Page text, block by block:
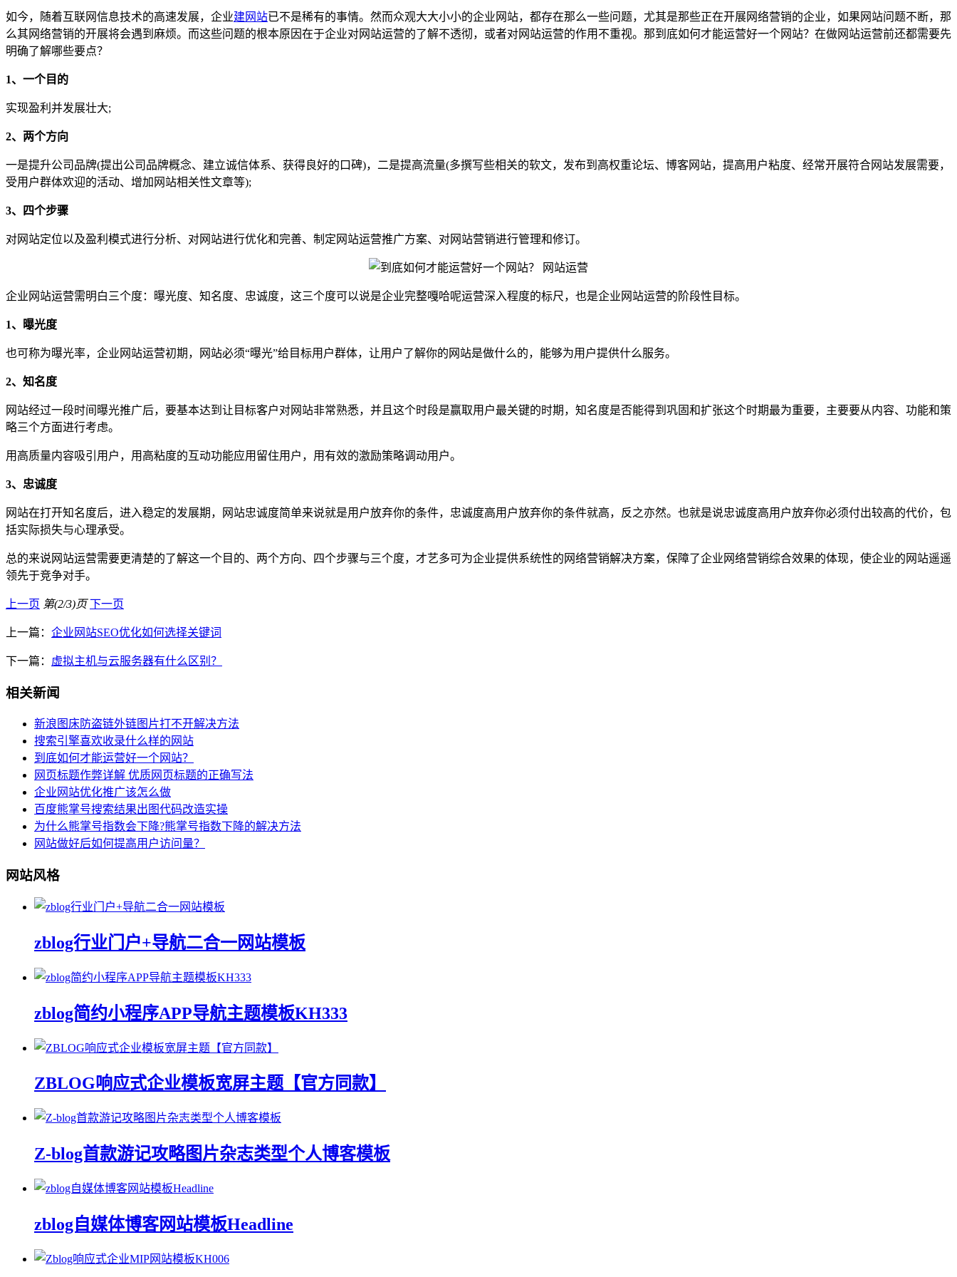
如今，随着互联网信息技术的高速发展，企业建网站已不是稀有的事情。然而众观大大小小的企业网站，都存在那么一些问题，尤其是那些正在开展网络营销的企业，如果网站问题不断，那
么其网络营销的开展将会遇到麻烦。而这些问题的根本原因在于企业对网站运营的了解不透彻，或者对网站运营的作用不重视。那到底如何才能运营好一个网站？在做网站运营前还都需要先
明确了解哪些要点？
1、一个目的
实现盈利并发展壮大;
2、两个方向
一是提升公司品牌(提出公司品牌概念、建立诚信体系、获得良好的口碑)，二是提高流量(多撰写些相关的软文，发布到高权重论坛、博客网站，提高用户粘度、经常开展符合网站发展需要，
受用户群体欢迎的活动、增加网站相关性文章等);
3、四个步骤
对网站定位以及盈利模式进行分析、对网站进行优化和完善、制定网站运营推广方案、对网站营销进行管理和修订。
企业网站运营需明白三个度：曝光度、知名度、忠诚度，这三个度可以说是企业完整嘎哈呢运营深入程度的标尺，也是企业网站运营的阶段性目标。
1、曝光度
也可称为曝光率，企业网站运营初期，网站必须“曝光”给目标用户群体，让用户了解你的网站是做什么的，能够为用户提供什么服务。
2、知名度
网站经过一段时间曝光推广后，要基本达到让目标客户对网站非常熟悉，并且这个时段是赢取用户最关键的时期，知名度是否能得到巩固和扩张这个时期最为重要，主要要从内容、功能和策
略三个方面进行考虑。
用高质量内容吸引用户，用高粘度的互动功能应用留住用户，用有效的激励策略调动用户。
3、忠诚度
网站在打开知名度后，进入稳定的发展期，网站忠诚度简单来说就是用户放弃你的条件，忠诚度高用户放弃你的条件就高，反之亦然。也就是说忠诚度高用户放弃你必须付出较高的代价，包
括实际损失与心理承受。
总的来说网站运营需要更清楚的了解这一个目的、两个方向、四个步骤与三个度，才艺多可为企业提供系统性的网络营销解决方案，保障了企业网络营销综合效果的体现，使企业的网站遥遥
领先于竞争对手。
上一页 第(2/3)页 下一页
上一篇： 企业网站SEO优化如何选择关键词
下一篇： 虚拟主机与云服务器有什么区别？
相关新闻
新浪图床防盗链外链图片打不开解决方法
搜索引擎喜欢收录什么样的网站
到底如何才能运营好一个网站？
网页标题作弊详解 优质网页标题的正确写法
企业网站优化推广该怎么做
百度熊掌号搜索结果出图代码改造实操
为什么熊掌号指数会下降?熊掌号指数下降的解决方法
网站做好后如何提高用户访问量？
网站风格
zblog行业门户+导航二合一网站模板
zblog简约小程序APP导航主题模板KH333
ZBLOG响应式企业模板宽屏主题【官方同款】
Z-blog首款游记攻略图片杂志类型个人博客模板
zblog自媒体博客网站模板Headline